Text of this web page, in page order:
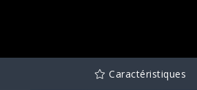
Caractéristiques